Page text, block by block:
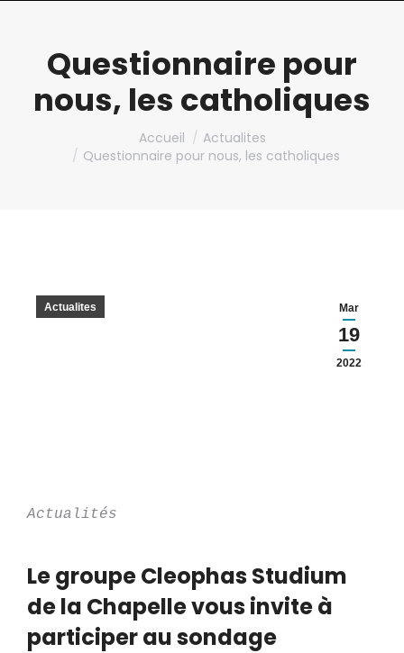
Questionnaire pour
nous, les catholiques
Accueil
Actualites
Questionnaire pour nous, les catholiques
Mar
19
2022
Actualites
Actualités
Le groupe Cleophas Studium
de la Chapelle vous invite à
participer au sondage